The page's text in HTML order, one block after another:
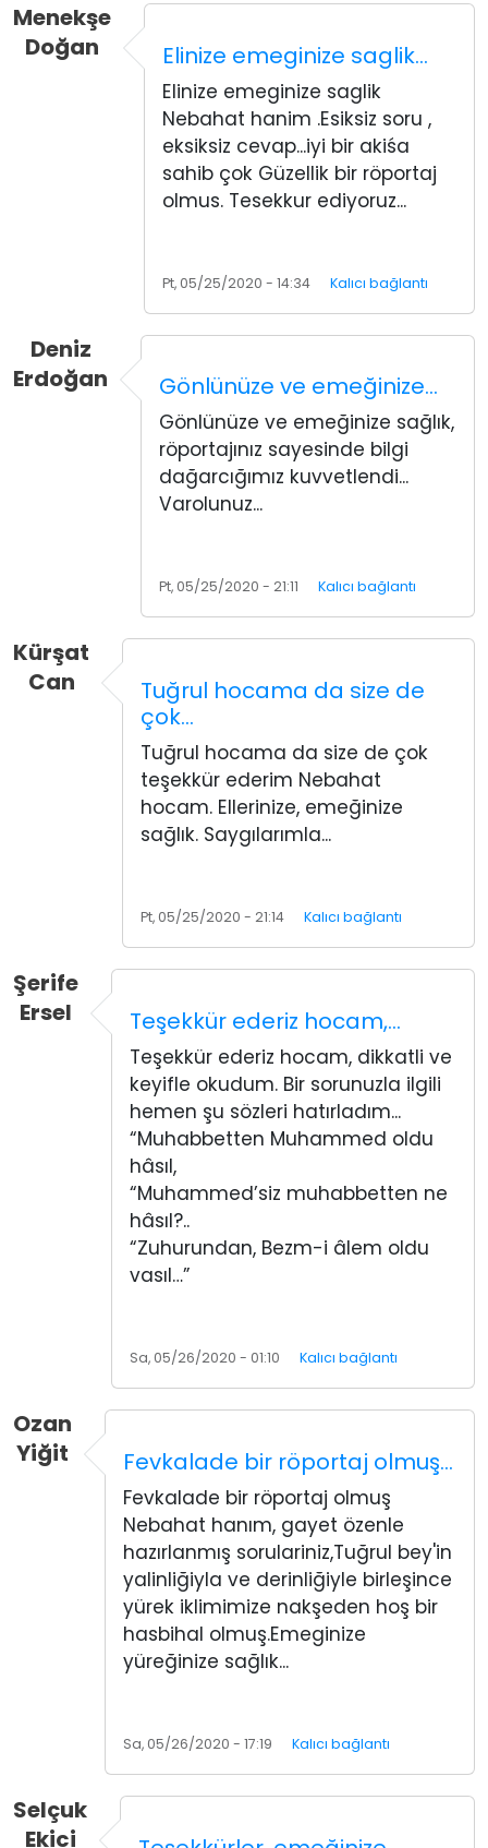
Menekşe
Doğan
Elinize emeginize saglik…
Elinize emeginize saglik
Nebahat hanim .Esiksiz soru ,
eksiksiz cevap...iyi bir akiśa
sahib çok Güzellik bir röportaj
olmus. Tesekkur ediyoruz...
Pt, 05/25/2020 - 14:34 Kalıcı bağlantı
Deniz
Erdoğan
Gönlünüze ve emeğinize…
Gönlünüze ve emeğinize sağlık,
röportajınız sayesinde bilgi
dağarcığımız kuvvetlendi...
Varolunuz...
Pt, 05/25/2020 - 21:11 Kalıcı bağlantı
Kürşat
Can
Tuğrul hocama da size de
çok…
Tuğrul hocama da size de çok
teşekkür ederim Nebahat
hocam. Ellerinize, emeğinize
sağlık. Saygılarımla...
Pt, 05/25/2020 - 21:14 Kalıcı bağlantı
Şerife
Ersel
Teşekkür ederiz hocam,…
Teşekkür ederiz hocam, dikkatli ve
keyifle okudum. Bir sorunuzla ilgili
hemen şu sözleri hatırladım...
“Muhabbetten Muhammed oldu
hâsıl,
“Muhammed’siz muhabbetten ne
hâsıl?..
“Zuhurundan, Bezm-i âlem oldu
vasıl…”
Sa, 05/26/2020 - 01:10 Kalıcı bağlantı
Ozan
Yiğit
Fevkalade bir röportaj olmuş…
Fevkalade bir röportaj olmuş
Nebahat hanım, gayet özenle
hazırlanmış sorulariniz,Tuğrul bey'in
yalinliğiyla ve derinliğiyle birleşince
yürek iklimimize nakşeden hoş bir
hasbihal olmuş.Emeginize
yüreğinize sağlık...
Sa, 05/26/2020 - 17:19 Kalıcı bağlantı
Selçuk
Ekici